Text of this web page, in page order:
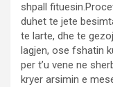
shpall
duhet te jete
te larte, dhe te
lagjen, ose fshatin
per t’u vene ne
kryer arsimin e